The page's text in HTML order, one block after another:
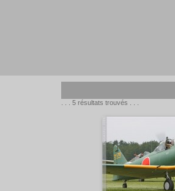
. . . 5 résultats trouvés . . .